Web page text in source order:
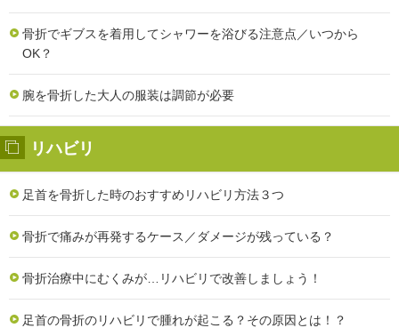
骨折でギブスを着用してシャワーを浴びる注意点／いつから
OK？
腕を骨折した大人の服装は調節が必要
リハビリ
足首を骨折した時のおすすめリハビリ方法３つ
骨折で痛みが再発するケース／ダメージが残っている？
骨折治療中にむくみが…リハビリで改善しましょう！
足首の骨折のリハビリで腫れが起こる？その原因とは！？